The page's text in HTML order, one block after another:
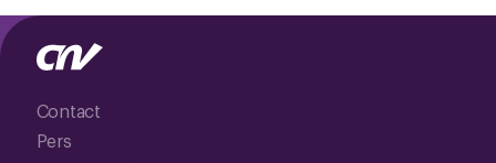
Contact
Pers